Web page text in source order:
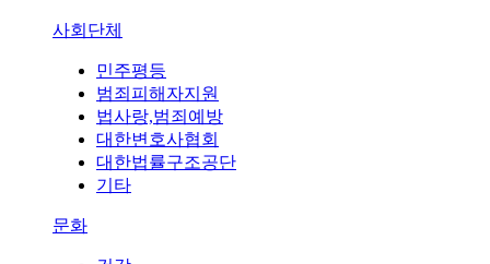
사회단체
민주평등
범죄피해자지원
법사랑,범죄예방
대한변호사협회
대한법률구조공단
기타
문화